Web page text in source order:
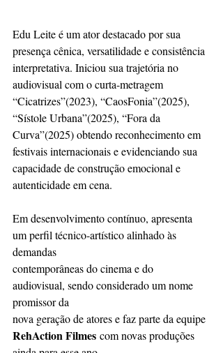
Edu Leite é um ator destacado por sua
presença cênica, versatilidade e consistência
interpretativa. Iniciou sua trajetória no
audiovisual com o curta-metragem
“Cicatrizes”(2023), “CaosFonia”(2025),
“Sístole Urbana”(2025), “Fora da
Curva”(2025) obtendo reconhecimento em
festivais internacionais e evidenciando sua
capacidade de construção emocional e
autenticidade em cena.
Em desenvolvimento contínuo, apresenta
um perfil técnico-artístico alinhado às
demandas
contemporâneas do cinema e do
audiovisual, sendo considerado um nome
promissor da
nova geração de atores e faz parte da equipe
RehAction Filmes com novas produções